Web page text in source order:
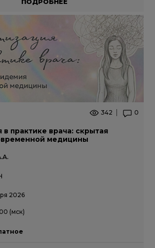
342 0
в практике врача: скрытая
медицины
2026
(мск)